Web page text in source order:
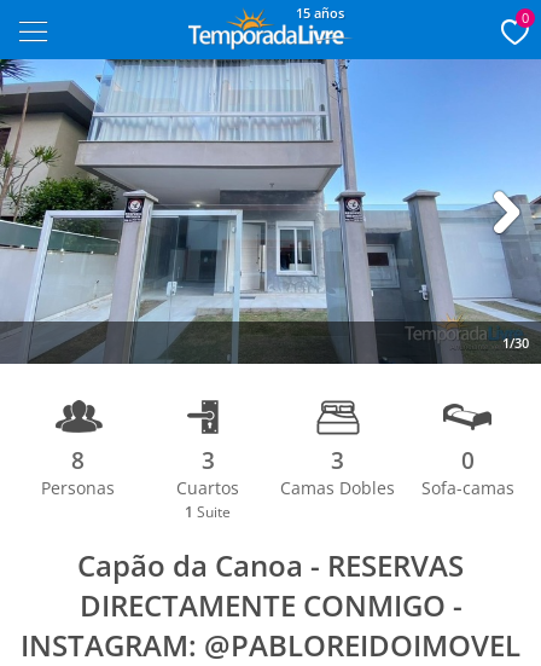
15 años 0
1/30
Next
8
Personas
3
Cuartos
1 Suite
3
Camas Dobles
0
Sofa-camas
Capão da Canoa - RESERVAS
DIRECTAMENTE CONMIGO -
INSTAGRAM: @PABLOREIDOIMOVEL